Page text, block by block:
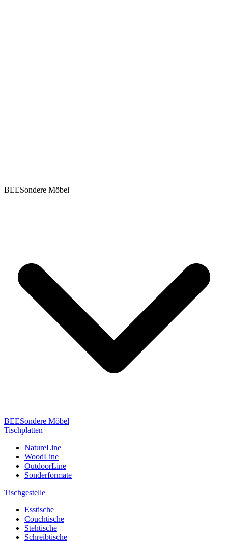
BEESondere Möbel
BEESondere Möbel
Tischplatten
NatureLine
WoodLine
OutdoorLine
Sonderformate
Tischgestelle
Esstische
Couchtische
Stehtische
Schreibtische